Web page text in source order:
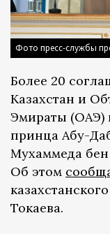
Фото пресс-службы
Более 20
Казахстан и
Эмираты (ОАЭ)
принца Абу-
Мухаммеда бен
Об этом
Токаева.